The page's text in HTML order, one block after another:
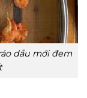
dầu mới đem